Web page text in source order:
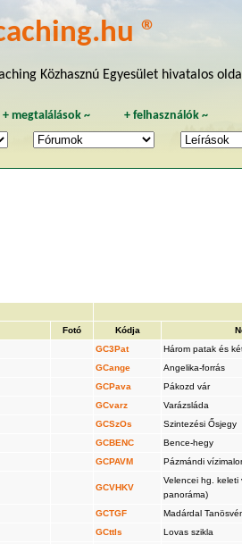
®
Közhasznú Egyesület hivatalos
+ megtalálások~ +felhasználók ~
Fotó Kódja
GC3Pat Három patak és
GCange Angelika-forrás
GCPava Pákozd vár
GCvarz Varázsláda
GCSzOs Szintezési Ősjegy
GCBENC Bence-hegy
GCPAVM Pázmándi
GCVHKV
Velencei hg. keleti
panoráma)
GCTGF Madárdal
GCttls Lovas szikla